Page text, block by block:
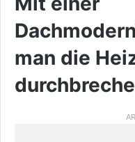
man die